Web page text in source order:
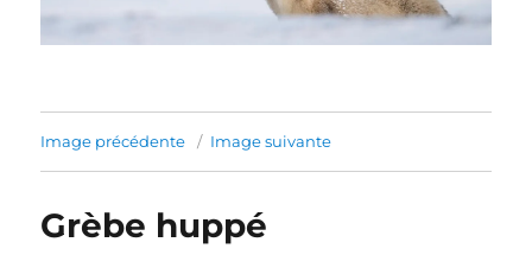
Image précédente Image suivante
Grèbe huppé